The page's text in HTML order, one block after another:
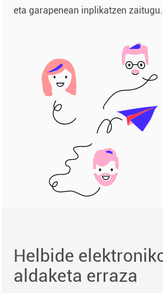
eta garapenean inplikatzen zaitugu.
Helbide
aldaketa erraza